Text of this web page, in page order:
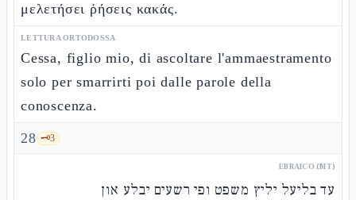
μελετήσει ῥήσεις κακάς.
LETTURA ORTODOSSA
Cessa, figlio mio, di ascoltare l'ammaestramento
solo per smarrirti poi dalle parole della
conoscenza.
28 🗝️3
EBRAICO (MT)
עד בליעל יליץ משפט ופי רשעים יבלע און